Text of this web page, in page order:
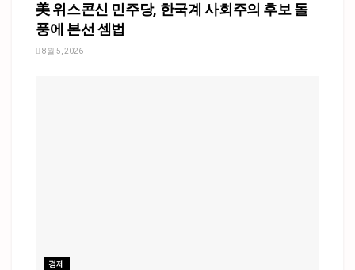
美 위스콘신 민주당, 한국계 사회주의 후보 돌
풍에 본선 셈법
8월 5, 2026
경제